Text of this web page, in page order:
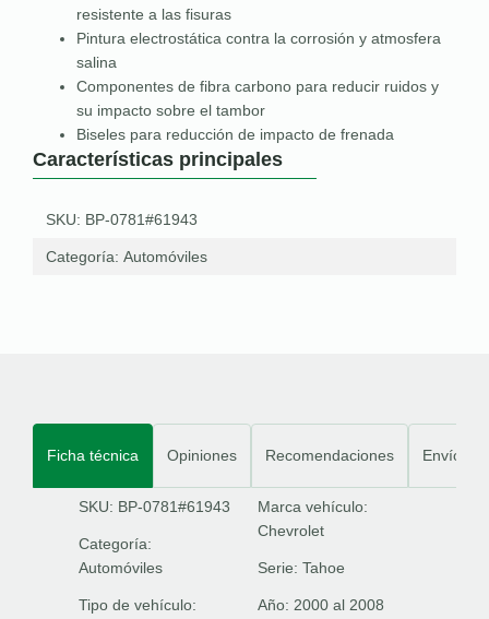
resistente a las fisuras
Pintura electrostática contra la corrosión y atmosfera
salina
Componentes de fibra carbono para reducir ruidos y
su impacto sobre el tambor
Biseles para reducción de impacto de frenada
Características principales
SKU: BP-0781#61943
Categoría: Automóviles
Ficha técnica Opiniones Recomendaciones Envíos
SKU: BP-0781#61943
Categoría:
Automóviles
Tipo de vehículo:
Marca vehículo:
Chevrolet
Serie: Tahoe
Año: 2000 al 2008